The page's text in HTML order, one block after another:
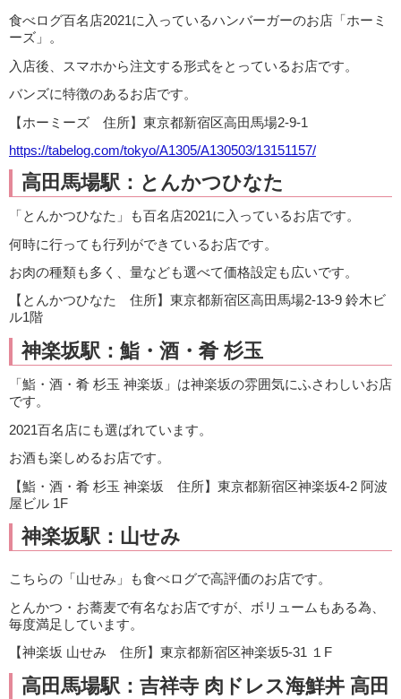
食べログ百名店2021に入っているハンバーガーのお店「ホーミ
ーズ」。
入店後、スマホから注文する形式をとっているお店です。
バンズに特徴のあるお店です。
【ホーミーズ 住所】東京都新宿区高田馬場2-9-1
https://tabelog.com/tokyo/A1305/A130503/13151157/
高田馬場駅：とんかつひなた
「とんかつひなた」も百名店2021に入っているお店です。
何時に行っても行列ができているお店です。
お肉の種類も多く、量なども選べて価格設定も広いです。
【とんかつひなた 住所】東京都新宿区高田馬場2-13-9 鈴木ビ
ル1階
神楽坂駅：鮨・酒・肴 杉玉
「鮨・酒・肴 杉玉 神楽坂」は神楽坂の雰囲気にふさわしいお店
です。
2021百名店にも選ばれています。
お酒も楽しめるお店です。
【鮨・酒・肴 杉玉 神楽坂 住所】東京都新宿区神楽坂4-2 阿波
屋ビル 1F
神楽坂駅：山せみ
こちらの「山せみ」も食べログで高評価のお店です。
とんかつ・お蕎麦で有名なお店ですが、ボリュームもある為、
毎度満足しています。
【神楽坂 山せみ 住所】東京都新宿区神楽坂5-31 １F
高田馬場駅：吉祥寺 肉ドレス海鮮丼 高田